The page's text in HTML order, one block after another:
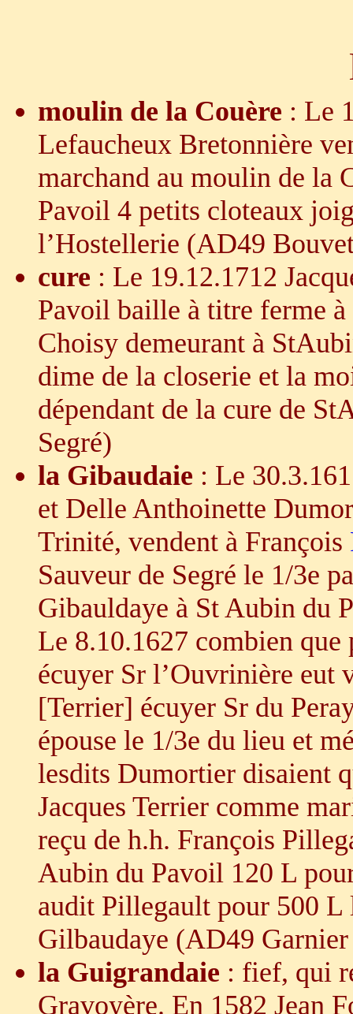
moulin de la Couère : Le
Lefaucheux Bretonnière
marchand au moulin de la
Pavoil 4 petits cloteaux
l’Hostellerie (AD49
cure : Le 19.12.1712
Pavoil baille à titre ferme à
Choisy demeurant à
dime de la closerie et la
dépendant de la cure de
Segré)
la Gibaudaie : Le
et Delle Anthoinette
Trinité, vendent à François
Sauveur de Segré le 1/3e
Gibauldaye à St Aubin du
Le 8.10.1627 combien
écuyer Sr l’Ouvrinière eut
[Terrier] écuyer Sr du
épouse le 1/3e du lieu et
lesdits Dumortier disaient
Jacques Terrier comme
reçu de h.h. François
Aubin du Pavoil 120 L
audit Pillegault pour 500 L
Gilbaudaye (AD49
la Guigrandaie : fief, qui
Gravoyère. En 1582 Jean